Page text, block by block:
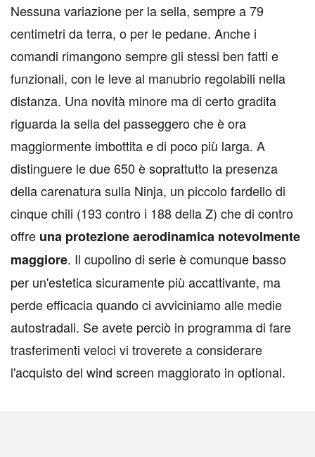
Nessuna variazione per la sella, sempre a 79
centimetri da terra, o per le pedane. Anche i
comandi rimangono sempre gli stessi ben fatti e
funzionali, con le leve al manubrio regolabili nella
distanza. Una novità minore ma di certo gradita
riguarda la sella del passeggero che è ora
maggiormente imbottita e di poco più larga. A
distinguere le due 650 è soprattutto la presenza
della carenatura sulla Ninja, un piccolo fardello di
cinque chili (193 contro i 188 della Z) che di contro
offre una protezione aerodinamica notevolmente
maggiore. Il cupolino di serie è comunque basso
per un'estetica sicuramente più accattivante, ma
perde efficacia quando ci avviciniamo alle medie
autostradali. Se avete perciò in programma di fare
trasferimenti veloci vi troverete a considerare
l'acquisto del wind screen maggiorato in optional.